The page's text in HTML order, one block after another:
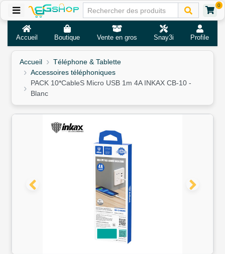
0
Accueil Boutique Vente en gros Snay3i Profile
Accueil
Téléphone & Tablette
Accessoires téléphoniques
PACK 10*CableS Micro USB 1m 4A INKAX CB-10 -
Blanc